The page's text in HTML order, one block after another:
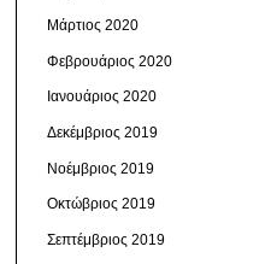
Μάρτιος 2020
Φεβρουάριος 2020
Ιανουάριος 2020
Δεκέμβριος 2019
Νοέμβριος 2019
Οκτώβριος 2019
Σεπτέμβριος 2019